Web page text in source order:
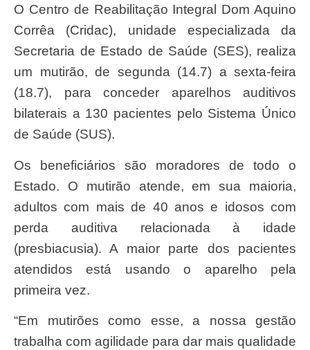
O Centro de Reabilitação Integral Dom Aquino
Corrêa (Cridac), unidade especializada da
Secretaria de Estado de Saúde (SES), realiza
um mutirão, de segunda (14.7) a sexta-feira
(18.7), para conceder aparelhos auditivos
bilaterais a 130 pacientes pelo Sistema Único
de Saúde (SUS).
Os beneficiários são moradores de todo o
Estado. O mutirão atende, em sua maioria,
adultos com mais de 40 anos e idosos com
perda auditiva relacionada à idade
(presbiacusia). A maior parte dos pacientes
atendidos está usando o aparelho pela
primeira vez.
“Em mutirões como esse, a nossa gestão
trabalha com agilidade para dar mais qualidade